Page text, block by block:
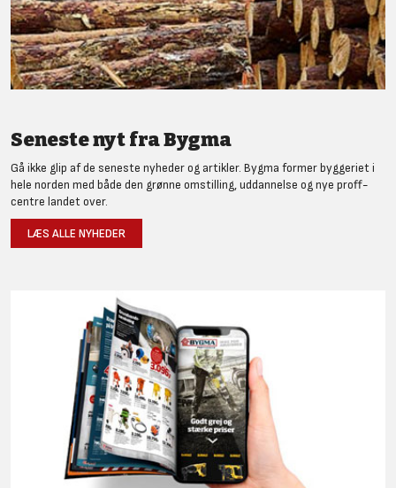
Seneste nyt fra Bygma
Gå ikke glip af de seneste nyheder og artikler. Bygma former byggeriet i
hele norden med både den grønne omstilling, uddannelse og nye proff-
centre landet over.
LÆS ALLE NYHEDER